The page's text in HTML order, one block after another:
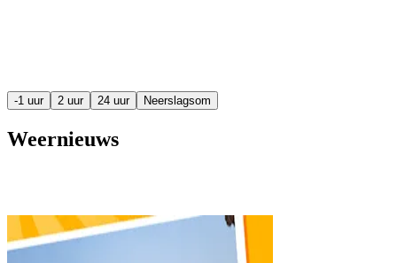
-1 uur 2 uur 24 uur Neerslagsom
Weernieuws